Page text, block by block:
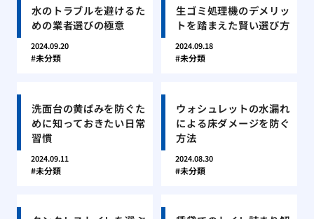
水のトラブルを避けるた
めの業者選びの極意
2024.09.20
未分類
生ゴミ処理機のデメリッ
トを踏まえた賢い選び方
2024.09.18
未分類
洗面台の黄ばみを防ぐた
めに知っておきたい日常
習慣
2024.09.11
未分類
ウォシュレットの水漏れ
による床ダメージを防ぐ
方法
2024.08.30
未分類